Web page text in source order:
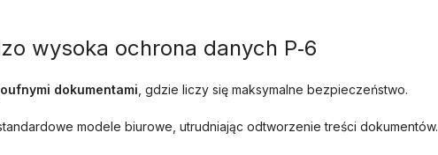
wysoka ochrona danych P‑6
dokumentami , gdzie liczy się maksymalne bezpieczeństwo.
modele biurowe, utrudniając odtworzenie treści dokumentów.